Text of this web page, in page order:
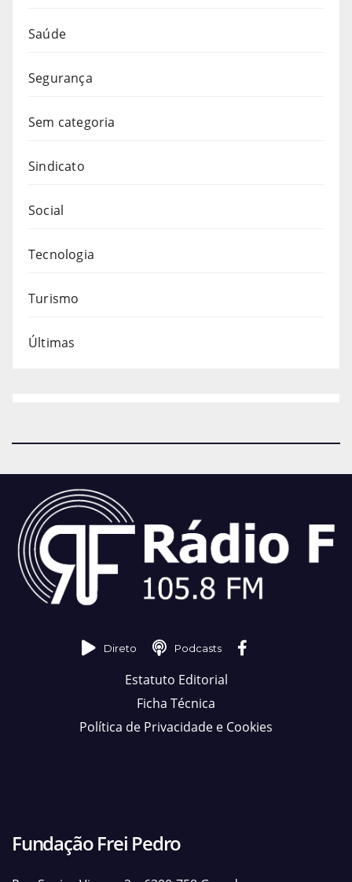
Saúde
Segurança
Sem categoria
Sindicato
Social
Tecnologia
Turismo
Últimas
Direto Podcasts
Estatuto Editorial
Ficha Técnica
Política de Privacidade e Cookies
Fundação Frei Pedro